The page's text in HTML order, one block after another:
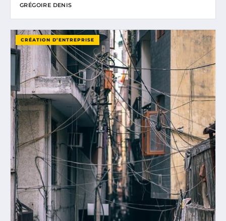
GRÉGOIRE DENIS
CRÉATION D’ENTREPRISE